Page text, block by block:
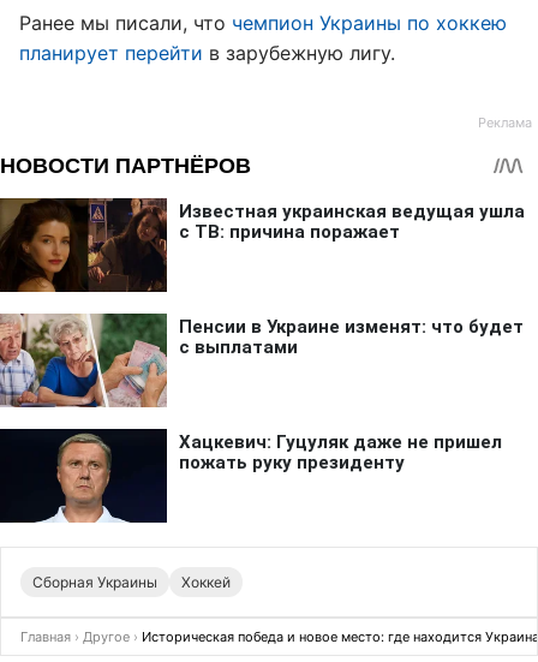
Ранее мы писали, что чемпион Украины по хоккею
планирует перейти в зарубежную лигу.
Сборная Украины Хоккей
Главная › Другое › Историческая победа и новое место: где находится